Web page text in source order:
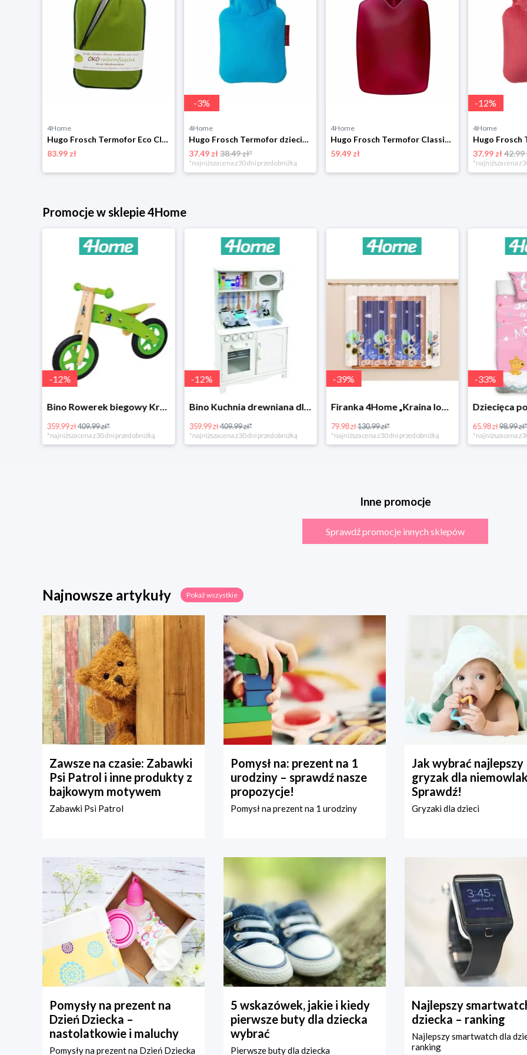
4Home
Hugo Frosch Termofor Eco Classic Comfort z pokrowcem softshell
83.99 zł
-3%
4Home
Hugo Frosch Termofor dziecięcy Uni, niebieski
37.49 zł38.49 zł*
*najniższa cena z 30 dni przed obniżką
4Home
Hugo Frosch Termofor Classic Plant 1,8 l, fioletowy
59.49 zł
-12%
4Home
37.99 zł42.99
*najniższa cena z
Promocje w sklepie 4Home
-12%
Bino Rowerek biegowy Krecik
359.99 zł409.99 zł*
*najniższa cena z 30 dni przed obniżką
-12%
Bino Kuchnia drewniana dla dzieci Provence
359.99 zł409.99 zł*
*najniższa cena z 30 dni przed obniżką
-39%
Firanka 4Home „Kraina lodu” (Frozen)
79.98 zł130.99 zł*
*najniższa cena z 30 dni przed obniżką
-33%
65.98 zł98.99 zł*
*najniższa cena z
Inne promocje
Sprawdź promocje innych sklepów
Najnowsze artykuły Pokaż wszystkie
Zawsze na czasie: Zabawki
Psi Patrol i inne produkty z
bajkowym motywem
Zabawki Psi Patrol
Pomysł na: prezent na 1
urodziny – sprawdź nasze
propozycje!
Pomysł na prezent na 1 urodziny
Jak wybrać najlepszy
gryzak dla
Sprawdź!
Gryzaki dla dzieci
Pomysły na prezent na
Dzień Dziecka –
nastolatkowie i maluchy
Pomysły na prezent na Dzień Dziecka
5 wskazówek, jakie i kiedy
pierwsze buty dla dziecka
wybrać
Pierwsze buty dla dziecka
Najlepszy
dziecka – ranking
Najlepszy smartwatch dla
ranking